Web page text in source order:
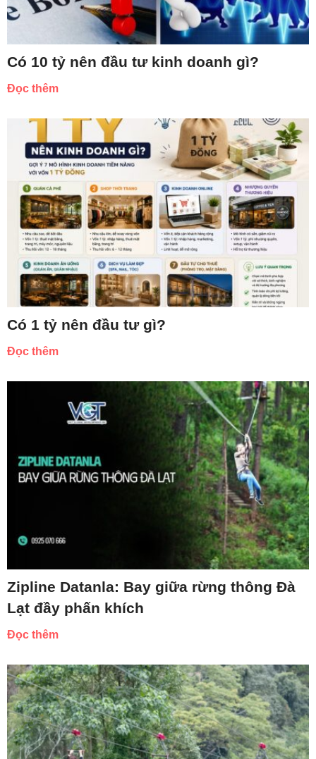
Có 10 tỷ nên đầu tư kinh doanh gì?
Đọc thêm
Có 1 tỷ nên đầu tư gì?
Đọc thêm
Zipline Datanla: Bay giữa rừng thông Đà
Lạt đầy phấn khích
Đọc thêm